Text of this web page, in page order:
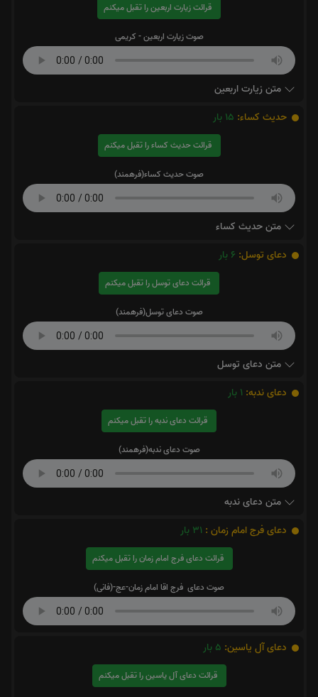
قرائت زیارت اربعین را تقبل میکنم
صوت زیارت اربعین - کریمی
متن زیارت اربعین
حدیث کساء: 15 بار
قرائت حدیث کساء را تقبل میکنم
صوت حدیث کساء(فرهمند)
متن حدیث کساء
دعای توسل: 6 بار
قرائت دعای توسل را تقبل میکنم
صوت دعای توسل(فرهمند)
متن دعای توسل
دعای ندبه: 1 بار
قرائت دعای ندبه را تقبل میکنم
صوت دعای ندبه(فرهمند)
متن دعای ندبه
دعای فرج امام زمان : 31 بار
قرائت دعای فرج امام زمان را تقبل میکنم
صوت دعای فرج اقا امام زمان-عج-(فانی)
دعای آل یاسین: 5 بار
قرائت دعای آل یاسین را تقبل میکنم